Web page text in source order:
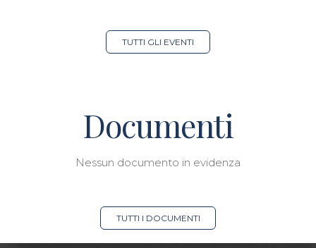
TUTTI GLI EVENTI
Documenti
Nessun documento in evidenza
TUTTI I DOCUMENTI